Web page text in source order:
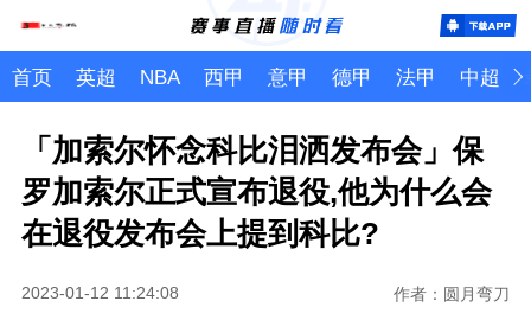
首页 英超 NBA 西甲 意甲 德甲 法甲 中超
「加索尔怀念科比泪洒发布会」保
罗加索尔正式宣布退役,他为什么会
在退役发布会上提到科比?
2023-01-12 11:24:08 作者：圆月弯刀